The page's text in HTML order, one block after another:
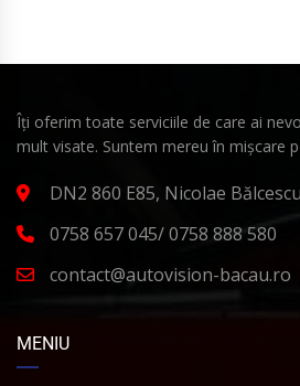
Îți oferim toate serviciile de care ai
mult visate. Suntem mereu în mișcare
DN2 860 E85, Nicolae
0758 657 045/ 0758 888 580
contact@autovision-bacau.ro
MENIU